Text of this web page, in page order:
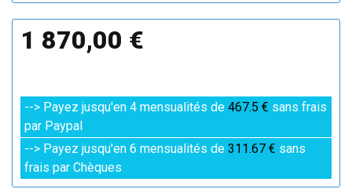
1 870,00 €
--> Payez jusqu'en 4 mensualités de 467.5 € sans frais
par Paypal
--> Payez jusqu'en 6 mensualités de 311.67 € sans
frais par Chèques